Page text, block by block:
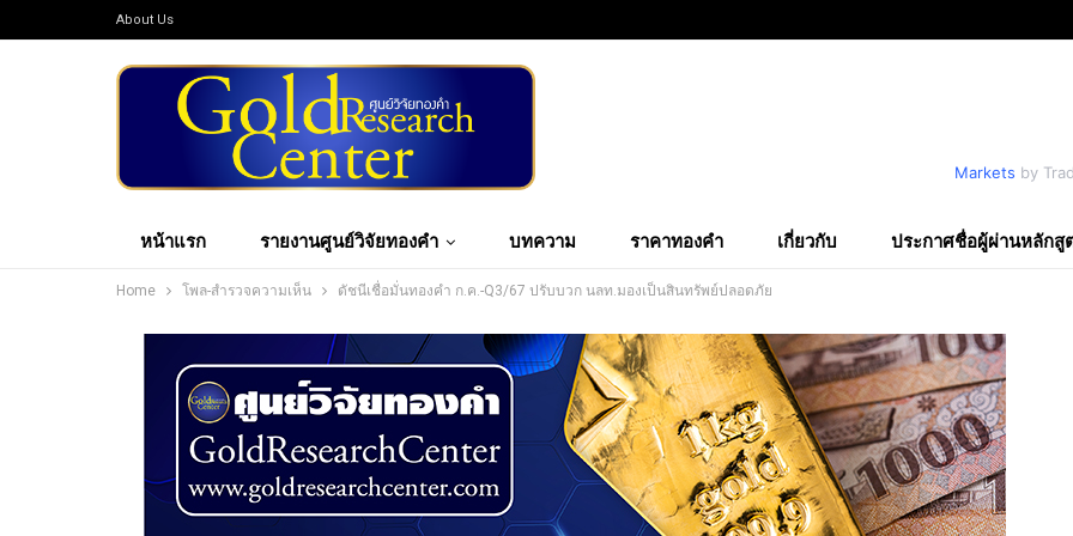
About Us
Markets by
หน้าแรก รายงานศูนย์วิจัยทองคำ บทความ ราคาทองคำ เกี่ยวกับ ประกาศชื่อผู้ผ่านหลักสู
Home โพล-สำรวจความเห็น ดัชนีเชื่อมั่นทองคำ ก.ค.-Q3/67 ปรับบวก นลท.มองเป็นสินทรัพย์ปลอดภัย